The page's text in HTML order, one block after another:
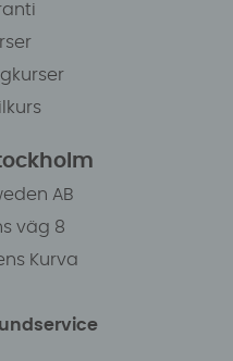
AB
väg 8
Kurva